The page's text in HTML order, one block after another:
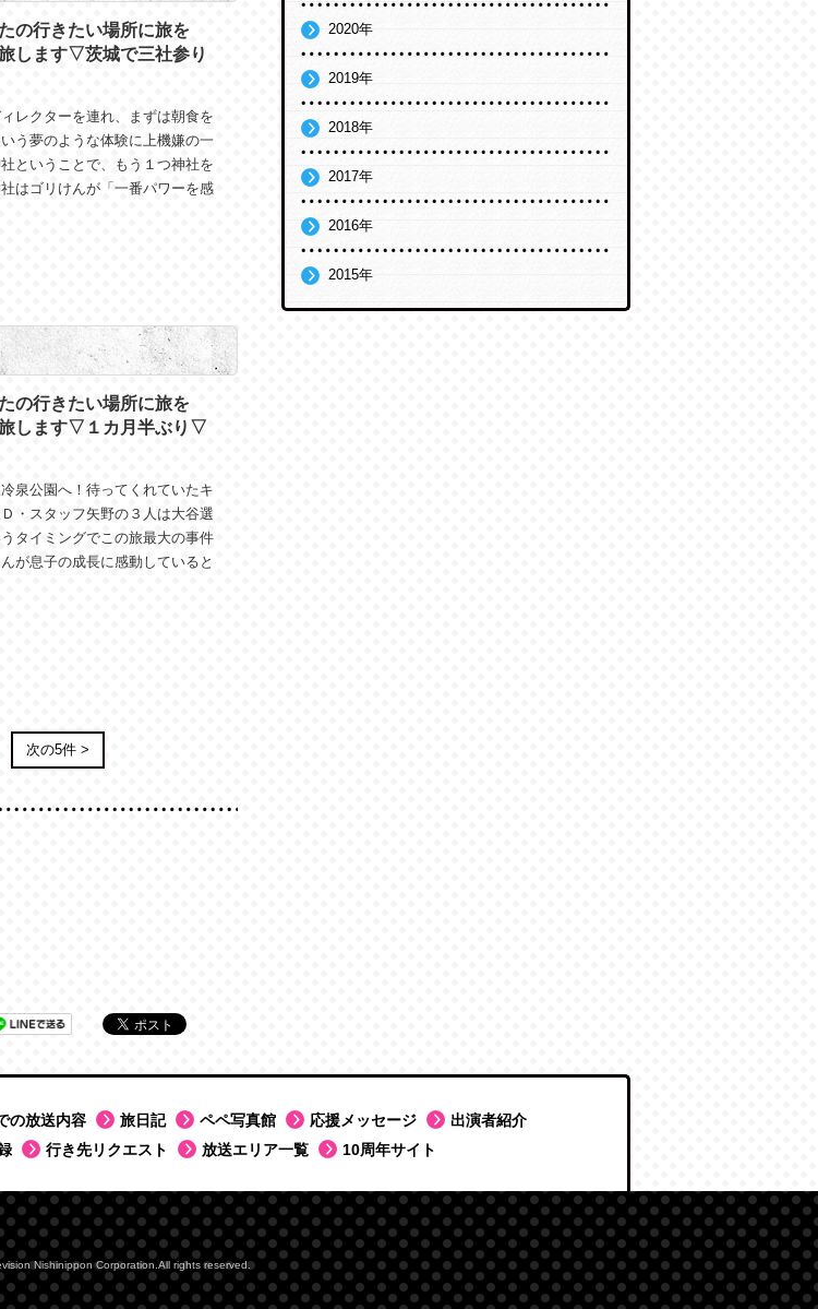
の行きたい場所に旅を
します▽茨城で三社参り
レクターを連れ、まずは朝食を
う夢のような体験に上機嫌の一
ということで、もう１つ神社を
はゴリけんが「一番パワーを感
の行きたい場所に旅を
します▽１カ月半ぶり▽
泉公園へ！待ってくれていたキ
・スタッフ矢野の３人は大谷選
タイミングでこの旅最大の事件
が息子の成長に感動していると
次の5件 >
2020年
2019年
2018年
2017年
2016年
2015年
の放送内容 旅日記 ペペ写真館 応援メッセージ
出演者紹介
行き先リクエスト 放送エリア一覧 10周年サイト
Nishinippon Corporation.All rights reserved.